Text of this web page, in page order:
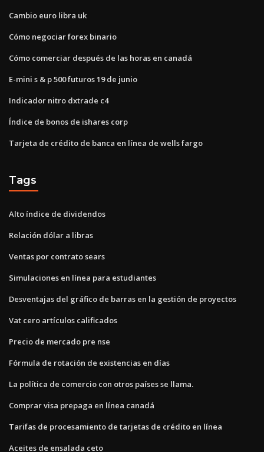
Cambio euro libra uk
Cómo negociar forex binario
Cómo comerciar después de las horas en canadá
E-mini s & p 500 futuros 19 de junio
Indicador nitro dxtrade c4
Índice de bonos de ishares corp
Tarjeta de crédito de banca en línea de wells fargo
Tags
Alto índice de dividendos
Relación dólar a libras
Ventas por contrato sears
Simulaciones en línea para estudiantes
Desventajas del gráfico de barras en la gestión de proyectos
Vat cero artículos calificados
Precio de mercado pre nse
Fórmula de rotación de existencias en días
La política de comercio con otros países se llama.
Comprar visa prepaga en línea canadá
Tarifas de procesamiento de tarjetas de crédito en línea
Aceites de ensalada ceto